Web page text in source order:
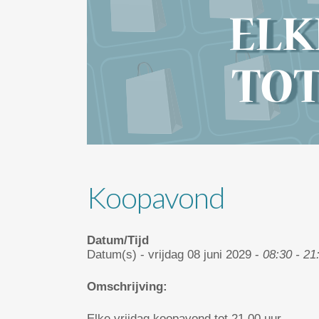
Koopavond
Datum/Tijd
Datum(s) - vrijdag 08 juni 2029 - 08:30 -
Omschrijving: